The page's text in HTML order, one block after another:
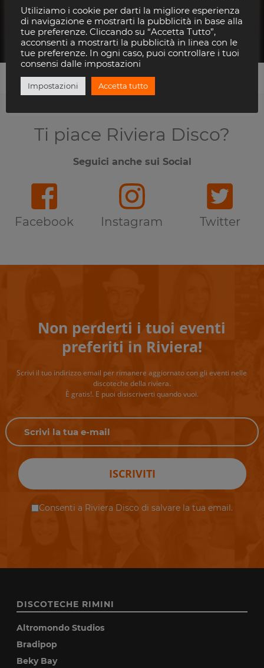
| Coconuts Rimini
Ti piace Riviera Disco?
Seguici anche sui Social
Facebook Instagram Twitter
Non perderti i tuoi eventi
preferiti in Riviera!
Scrivi il tuo indirizzo email per rimanere aggiornato con gli eventi nelle
discoteche della riviera.
È gratis!. E puoi disiscriverti quando vuoi.
ISCRIVITI
Consenti a Riviera Disco di salvare la tua email.
DISCOTECHE RIMINI
Altromondo Studios
Bradipop
Beky Bay
Utiliziamo i cookie per darti la migliore esperienza
di navigazione e mostrarti la pubblicità in base alla
tue preferenze. Cliccando su “Accetta Tutto”,
acconsenti a mostrarti la pubblicità in linea con le
tue preferenze. In ogni caso, puoi controllare i tuoi
consensi dalle impostazioni
Impostazioni Accetta tutto